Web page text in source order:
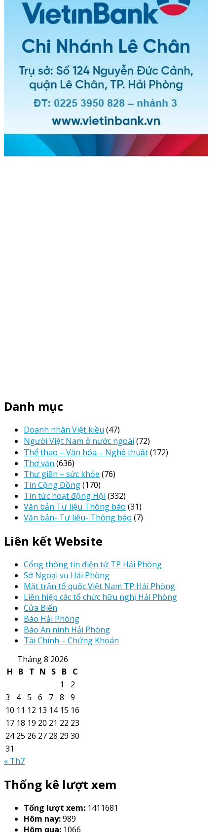
Danh mục
Doanh nhân Việt kiều (47)
Người Việt Nam ở nước ngoài (72)
Thể thao – Văn hóa – Nghệ thuật(172)
Thơ văn (636)
Thư giãn – sức khỏe (76)
Tin Cộng Đồng(170)
Tin tức hoạt động Hội (332)
Văn bản Tư liệu Thông báo (31)
Văn bản- Tư liệu- Thông báo (7)
Liên kết Website
Cổng thông tin điện tử TP Hải Phòng
Sở Ngoại vụ Hải Phòng
Mặt trận tổ quốc Việt Nam TP Hải Phòng
Liên hiệp các tổ chức hữu nghị Hải Phòng
Cửa Biển
Báo Hải Phòng
Báo An ninh Hải Phòng
Tài Chính – Chứng Khoán
Tháng 8 2026
H B T N S B C
1
2
3
4 5 6 7 8
9
10 11 12 13 14 15 16
17 18 19 20 21 22 23
24 25 26 27 28 29 30
31
« Th7
Thống kê lượt xem
Tổng lượt xem: 1411681
Hôm nay:989
Hôm qua: 1066